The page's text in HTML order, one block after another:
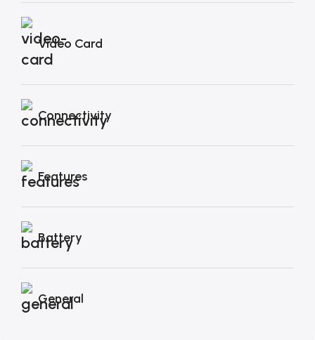
Video Card
Connectivity
Features
Battery
General